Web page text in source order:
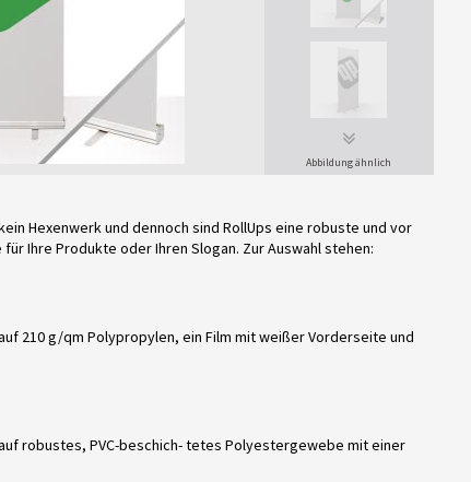
Abbildung ähnlich
Hexenwerk und dennoch sind RollUps eine robuste und vor
Ihre Produkte oder Ihren Slogan. Zur Auswahl stehen:
210 g/qm Polypropylen, ein Film mit weißer Vorderseite und
robustes, PVC-beschich- tetes Polyestergewebe mit einer